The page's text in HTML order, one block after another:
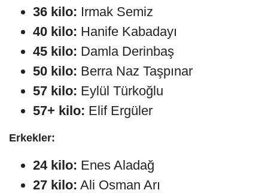
36 kilo: Irmak Semiz
40 kilo: Hanife Kabadayı
45 kilo: Damla Derinbaş
50 kilo: Berra Naz Taşpınar
57 kilo: Eylül Türkoğlu
57+ kilo: Elif Ergüler
Erkekler:
24 kilo: Enes Aladağ
27 kilo: Ali Osman Arı